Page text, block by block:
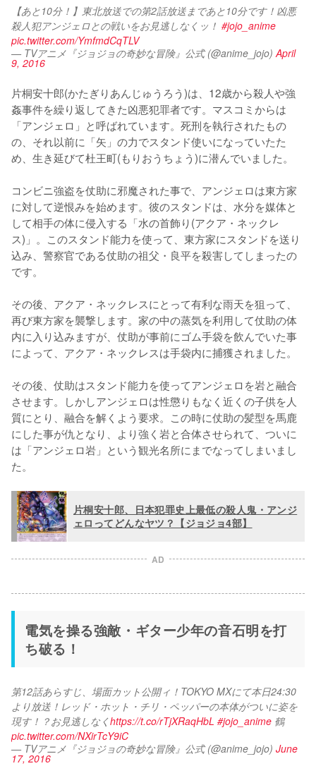
【あと10分！】東北放送での第2話放送まであと10分です！凶悪
殺人犯アンジェロとの戦いをお見逃しなくッ！ #jojo_anime
pic.twitter.com/YmfmdCqTLV
— TVアニメ『ジョジョの奇妙な冒険』公式 (@anime_jojo)April
9, 2016
片桐安十郎(かたぎりあんじゅうろう)は、12歳から殺人や強
姦事件を繰り返してきた凶悪犯罪者です。マスコミからは
「アンジェロ」と呼ばれています。死刑を執行されたもの
の、それ以前に「矢」の力でスタンド使いになっていたた
め、生き延びて杜王町(もりおうちょう)に潜んでいました。
コンビニ強盗を仗助に邪魔された事で、アンジェロは東方家
に対して逆恨みを始めます。彼のスタンドは、水分を媒体と
して相手の体に侵入する「水の首飾り(アクア・ネックレ
ス)」。このスタンド能力を使って、東方家にスタンドを送り
込み、警察官である仗助の祖父・良平を殺害してしまったの
です。
その後、アクア・ネックレスにとって有利な雨天を狙って、
再び東方家を襲撃します。家の中の蒸気を利用して仗助の体
内に入り込みますが、仗助が事前にゴム手袋を飲んでいた事
によって、アクア・ネックレスは手袋内に捕獲されました。
その後、仗助はスタンド能力を使ってアンジェロを岩と融合
させます。しかしアンジェロは性懲りもなく近くの子供を人
質にとり、融合を解くよう要求。この時に仗助の髪型を馬鹿
にした事が仇となり、より強く岩と合体させられて、ついに
は「アンジェロ岩」という観光名所にまでなってしまいまし
た。
片桐安十郎、日本犯罪史上最低の殺人鬼・アンジ
ェロってどんなヤツ？【ジョジョ4部】
AD
電気を操る強敵・ギター少年の音石明を打
ち破る！
第12話あらすじ、場面カット公開ィ！TOKYO MXにて本日24:30
より放送！レッド・ホット・チリ・ペッパーの本体がついに姿を
現す！？お見逃しなくhttps://t.co/rTjXRaqHbL #jojo_anime
鶴
pic.twitter.com/NXirTcY9iC
— TVアニメ『ジョジョの奇妙な冒険』公式 (@anime_jojo) June
17, 2016